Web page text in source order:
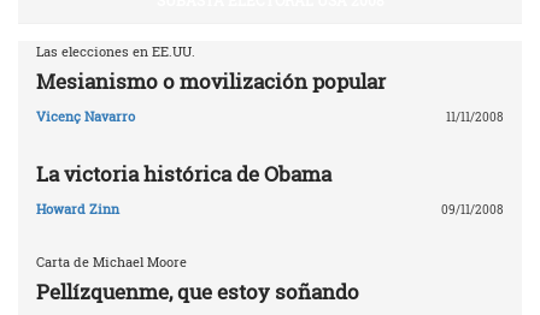
Las elecciones en EE.UU.
Mesianismo o movilización popular
Vicenç Navarro 11/11/2008
La victoria histórica de Obama
Howard Zinn 09/11/2008
Carta de Michael Moore
Pellízquenme, que estoy soñando